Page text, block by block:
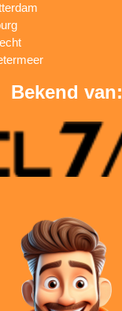
Bekend van: